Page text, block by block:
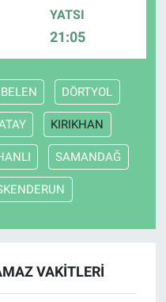
YATSI
21:05
BELEN DÖRTYOL
KIRIKHAN
SAMANDAĞ
VAKITLERI